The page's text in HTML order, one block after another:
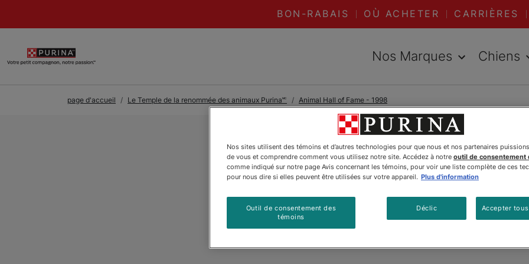
BON-RABAIS OÙ ACHETER CARRIÈRES
Nos Marques Chiens
page d'accueil Le Temple de la renommée des animaux Purina🅪 Animal Hall of Fame - 1998
LIRE DES ARTICLES À
1998
Sampson
Mis à jour:08/07/2024
Nos sites utilisent des témoins et d’autres technologies pour que nous et nos partenaires
de vous et comprendre comment vous utilisez notre site. Accédez à notre outil de consentement
comme indiqué sur notre page Avis concernant les témoins, pour voir une liste complète de ces
pour nous dire si elles peuvent être utilisées sur votre appareil. Plus d'information
Déclic Accepter
Outil de consentement des
témoins